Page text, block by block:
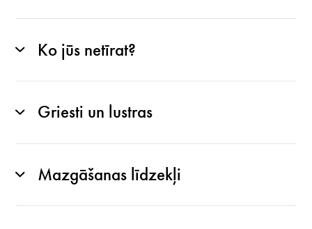
Ko jūs netīrat?
Griesti un lustras
Mazgāšanas līdzekļi